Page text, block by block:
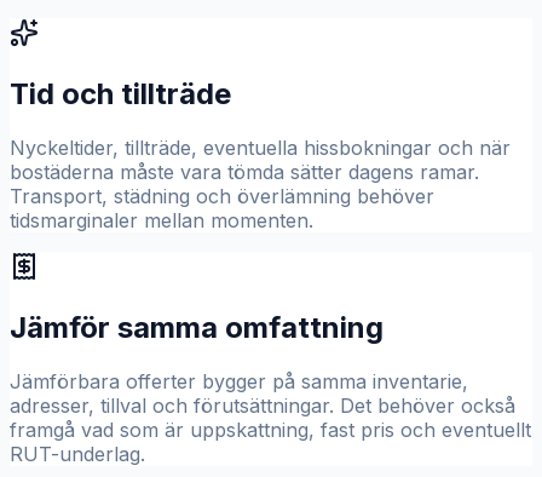
Tid och tillträde
Nyckeltider, tillträde, eventuella hissbokningar och när
bostäderna måste vara tömda sätter dagens ramar.
Transport, städning och överlämning behöver
tidsmarginaler mellan momenten.
Jämför samma omfattning
Jämförbara offerter bygger på samma inventarie,
adresser, tillval och förutsättningar. Det behöver också
framgå vad som är uppskattning, fast pris och eventuellt
RUT-underlag.